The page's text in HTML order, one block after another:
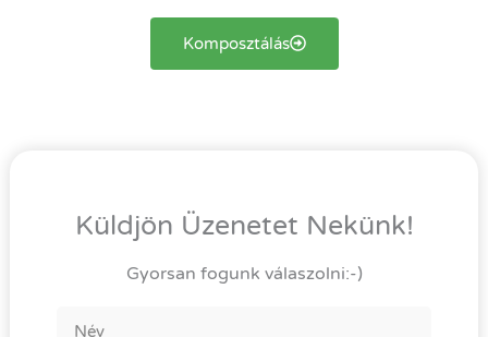
Komposztálás
Küldjön Üzenetet Nekünk!
Gyorsan fogunk válaszolni:-)